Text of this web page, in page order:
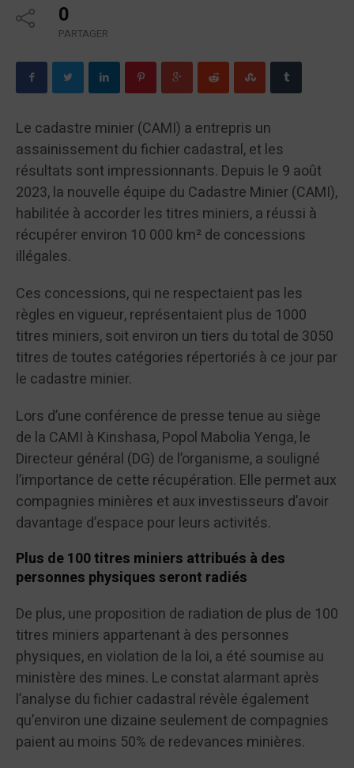
0
PARTAGER
Le cadastre minier (CAMI) a entrepris un
assainissement du fichier cadastral, et les
résultats sont impressionnants. Depuis le 9 août
2023, la nouvelle équipe du Cadastre Minier (CAMI),
habilitée à accorder les titres miniers, a réussi à
récupérer environ 10 000 km² de concessions
illégales.
Ces concessions, qui ne respectaient pas les
règles en vigueur, représentaient plus de 1000
titres miniers, soit environ un tiers du total de 3050
titres de toutes catégories répertoriés à ce jour par
le cadastre minier.
Lors d’une conférence de presse tenue au siège
de la CAMI à Kinshasa, Popol Mabolia Yenga, le
Directeur général (DG) de l’organisme, a souligné
l’importance de cette récupération. Elle permet aux
compagnies minières et aux investisseurs d’avoir
davantage d’espace pour leurs activités.
Plus de 100 titres miniers attribués à des
personnes physiques seront radiés
De plus, une proposition de radiation de plus de 100
titres miniers appartenant à des personnes
physiques, en violation de la loi, a été soumise au
ministère des mines. Le constat alarmant après
l’analyse du fichier cadastral révèle également
qu’environ une dizaine seulement de compagnies
paient au moins 50% de redevances minières.